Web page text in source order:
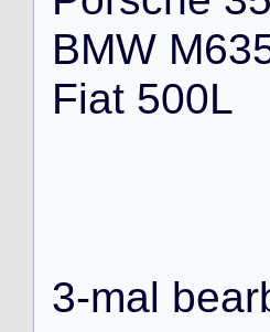
BMW M63
Fiat 500L
3-mal bear